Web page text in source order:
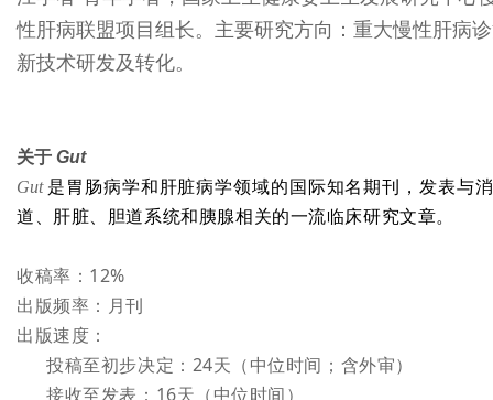
性肝病联盟项目组长。主要研究方向：重大慢性肝病
新技术研发及转化。
关于 Gut
Gut 是胃肠病学和肝脏病学领域的国际知名期刊，发表与
道、肝脏、胆道系统和胰腺相关的一流临床研究文章。
收稿率：12%
出版频率：月刊
出版速度：
投稿至初步决定：24天（中位时间；含外审）
接收至发表：16天（中位时间）